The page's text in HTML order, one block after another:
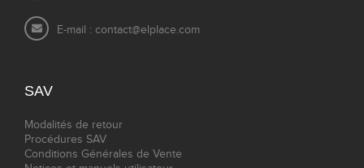
E-mail : contact@elplace.com
SAV
Modalités de retour
Procédures SAV
Conditions Générales de Vente